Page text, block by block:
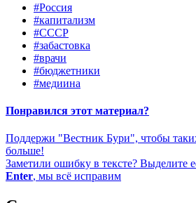
#Россия
#капитализм
#СССР
#забастовка
#врачи
#бюджетники
#медиина
Понравился этот материал?
Поддержи "Вестник Бури", чтобы
больше!
Заметили ошибку в тексте? Выделите
Enter, мы всё исправим